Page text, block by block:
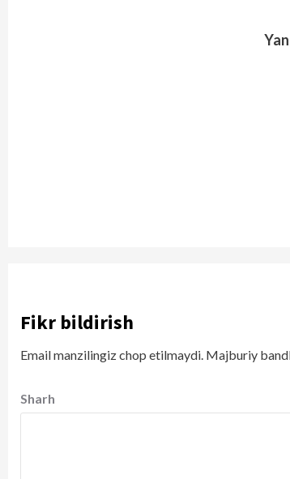
Fikr bildirish
Email manzilingiz chop etilmaydi. Majburiy
Sharh